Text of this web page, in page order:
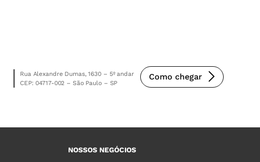
Rua Alexandre Dumas, 1630 – 5º andar
CEP: 04717-002 – São Paulo – SP
Como chegar
NOSSOS NEGÓCIOS